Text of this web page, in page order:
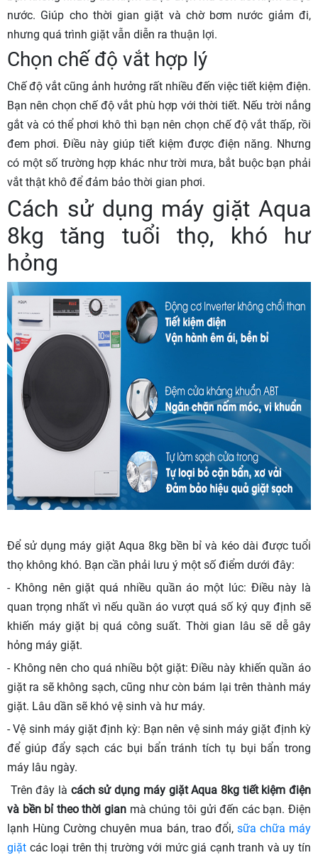
nước. Giúp cho thời gian giặt và chờ bơm nước giảm đi,
nhưng quá trình giặt vẫn diễn ra thuận lợi.
Chọn chế độ vắt hợp lý
Chế độ vắt cũng ảnh hưởng rất nhiều đến việc tiết kiệm điện.
Bạn nên chọn chế độ vắt phù hợp với thời tiết. Nếu trời nắng
gắt và có thể phơi khô thì bạn nên chọn chế độ vắt thấp, rồi
đem phơi. Điều này giúp tiết kiệm được điện năng. Nhưng
có một số trường hợp khác như trời mưa, bắt buộc bạn phải
vắt thật khô để đảm bảo thời gian phơi.
Cách sử dụng máy giặt Aqua
8kg tăng tuổi thọ, khó hư
hỏng
Để sử dụng máy giặt Aqua 8kg bền bỉ và kéo dài được tuổi
thọ không khó. Bạn cần phải lưu ý một số điểm dưới đây:
- Không nên giặt quá nhiều quần áo một lúc: Điều này là
quan trọng nhất vì nếu quần áo vượt quá số ký quy định sẽ
khiến máy giặt bị quá công suất. Thời gian lâu sẽ dễ gây
hỏng máy giặt.
- Không nên cho quá nhiều bột giặt: Điều này khiến quần áo
giặt ra sẽ không sạch, cũng như còn bám lại trên thành máy
giặt. Lâu dần sẽ khó vệ sinh và hư máy.
- Vệ sinh máy giặt định kỳ: Bạn nên vệ sinh máy giặt định kỳ
để giúp đẩy sạch các bụi bẩn tránh tích tụ bụi bẩn trong
máy lâu ngày.
Trên đây là cách sử dụng máy giặt Aqua 8kg tiết kiệm điện
và bền bỉ theo thời gian mà chúng tôi gửi đến các bạn. Điện
lạnh Hùng Cường chuyên mua bán, trao đổi, sữa chữa máy
giặt các loại trên thị trường với mức giá cạnh tranh và uy tín